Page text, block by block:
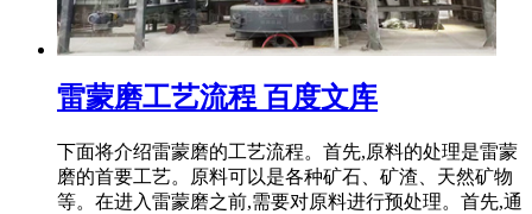
雷蒙磨工艺流程 百度文库
下面将介绍雷蒙磨的工艺流程。首先,原料的处理是雷蒙
磨的首要工艺。原料可以是各种矿石、矿渣、天然矿物
等。在进入雷蒙磨之前,需要对原料进行预处理。首先,通